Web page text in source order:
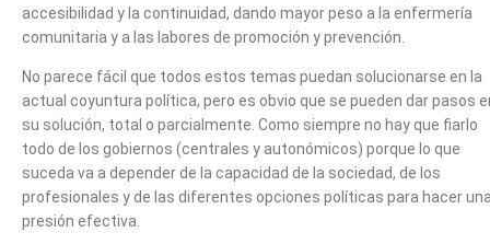
accesibilidad y la continuidad, dando mayor peso a la enfermería
comunitaria y a las labores de promoción y prevención.
No parece fácil que todos estos temas puedan solucionarse en la
actual coyuntura política, pero es obvio que se pueden dar pasos
su solución, total o parcialmente. Como siempre no hay que fiarlo
todo de los gobiernos (centrales y autonómicos) porque lo que
suceda va a depender de la capacidad de la sociedad, de los
profesionales y de las diferentes opciones políticas para hacer
presión efectiva.